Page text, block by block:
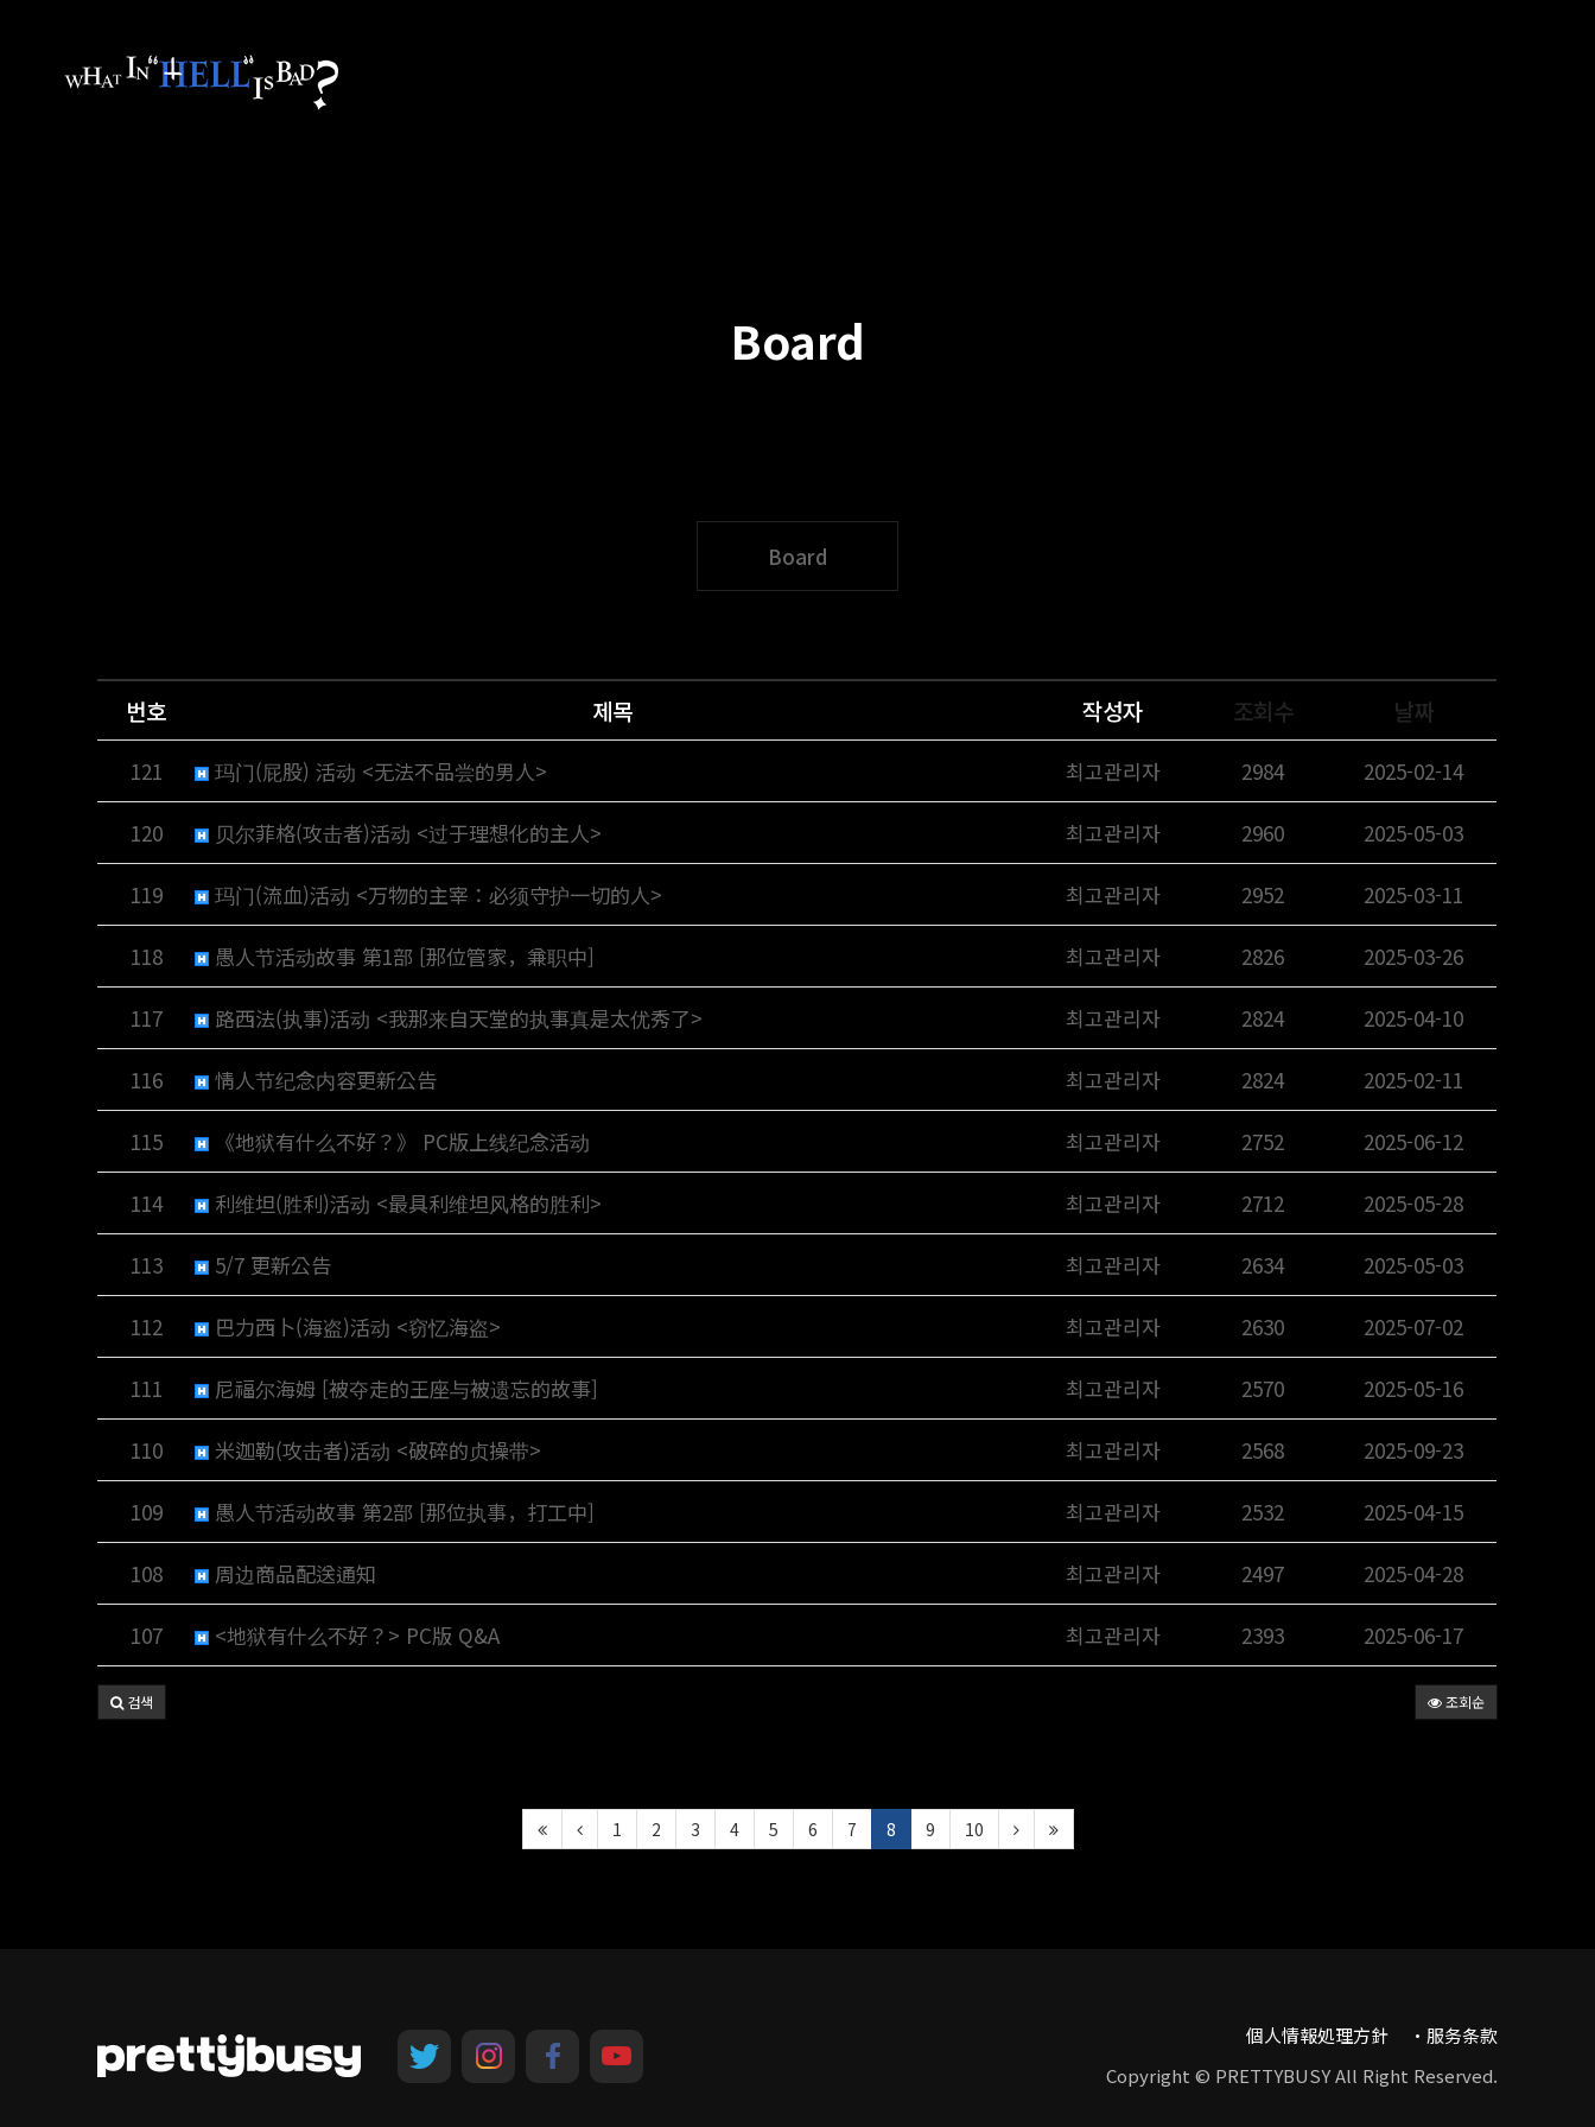
Board
Board
번호 제목 작성자 조회수 날짜
121 玛门(屁股) 活动 <无法不品尝的男人> 최고관리자 2984 2025-02-14
120 贝尔菲格(攻击者)活动 <过于理想化的主人> 최고관리자 2960 2025-05-03
119 玛门(流血)活动 <万物的主宰：必须守护一切的人> 최고관리자 2952 2025-03-11
118 愚人节活动故事 第1部 [那位管家，兼职中] 최고관리자 2826 2025-03-26
117 路西法(执事)活动 <我那来自天堂的执事真是太优秀了> 최고관리자 2824 2025-04-10
116 情人节纪念内容更新公告 최고관리자 2824 2025-02-11
115 《地狱有什么不好？》 PC版上线纪念活动 최고관리자 2752 2025-06-12
114 利维坦(胜利)活动 <最具利维坦风格的胜利> 최고관리자 2712 2025-05-28
113 5/7 更新公告 최고관리자 2634 2025-05-03
112 巴力西卜(海盗)活动 <窃忆海盗> 최고관리자 2630 2025-07-02
111 尼福尔海姆 [被夺走的王座与被遗忘的故事] 최고관리자 2570 2025-05-16
110 米迦勒(攻击者)活动 <破碎的贞操带> 최고관리자 2568 2025-09-23
109 愚人节活动故事 第2部 [那位执事，打工中] 최고관리자 2532 2025-04-15
108 周边商品配送通知 최고관리자 2497 2025-04-28
107 <地狱有什么不好？> PC版 Q&A 최고관리자 2393 2025-06-17
조회순
검색
1 2 3 4 5 6 7 8 9 10
個人情報処理方針
服务条款
Copyright © PRETTYBUSY All Right Reserved.